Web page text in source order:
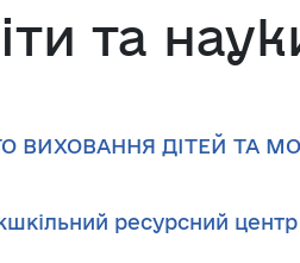
та
ВИХОВАННЯ ДІТЕЙ ТА
ресурсний центр _